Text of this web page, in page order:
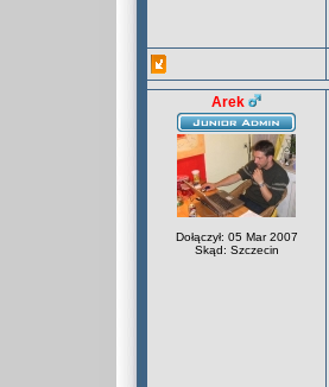
Arek
Dołączył: 05 Mar 2007
Skąd: Szczecin